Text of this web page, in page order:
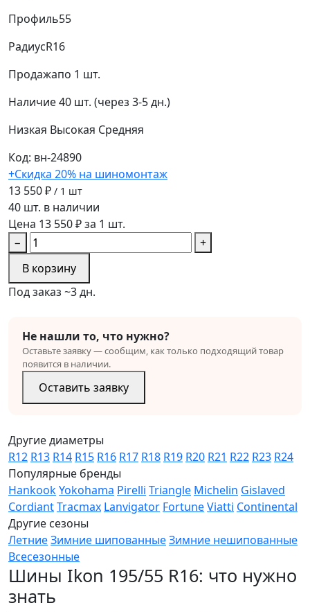
Профиль55
РадиусR16
Продажапо 1 шт.
Наличие40 шт. (через 3-5 дн.)
Низкая Высокая Средняя
Код: вн-24890
+Скидка 20% на шиномонтаж
13 550 ₽ / 1 шт
40 шт. в наличии
Цена 13 550 ₽ за 1 шт.
−
+
В корзину
Под заказ ~3 дн.
Не нашли то, что нужно?
Оставьте заявку — сообщим, как только подходящий товар
появится в наличии.
Оставить заявку
Другие диаметры
R12 R13 R14 R15 R16 R17 R18 R19 R20 R21 R22 R23 R24
Популярные бренды
HankookYokohama Pirelli Triangle Michelin Gislaved
CordiantTracmax Lanvigator FortuneViatti Continental
Другие сезоны
ЛетниеЗимние шипованныеЗимние нешипованные
Всесезонные
Шины Ikon 195/55 R16: что нужно
знать